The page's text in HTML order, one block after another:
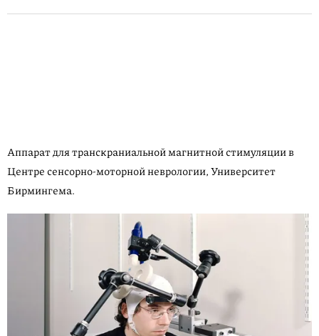
Аппарат для транскраниаль­ной магнитной стимуляции в
Центре сенсорно-моторной неврологии, Университет
Бирмингема.